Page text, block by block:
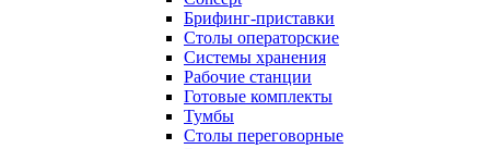
Брифинг-приставки
Столы операторские
Системы хранения
Рабочие станции
Готовые комплекты
Тумбы
Столы переговорные